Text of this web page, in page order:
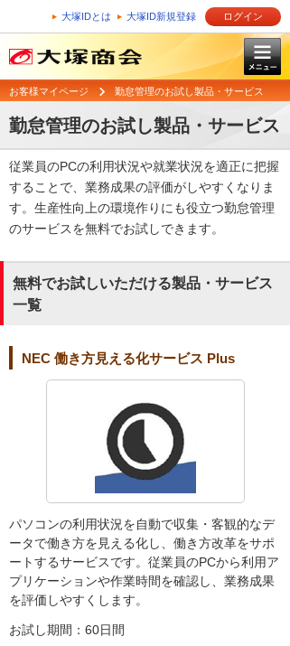
大塚IDとは 大塚ID新規登録 ログイン
お客様マイページ 勤怠管理のお試し製品・サービス
勤怠管理のお試し製品・サービス
従業員のPCの利用状況や就業状況を適正に把握
することで、業務成果の評価がしやすくなりま
す。生産性向上の環境作りにも役立つ勤怠管理
のサービスを無料でお試しできます。
無料でお試しいただける製品・サービス
一覧
NEC 働き方見える化サービス Plus
パソコンの利用状況を自動で収集・客観的なデ
ータで働き方を見える化し、働き方改革をサポ
ートするサービスです。従業員のPCから利用ア
プリケーションや作業時間を確認し、業務成果
を評価しやすくします。
お試し期間：60日間